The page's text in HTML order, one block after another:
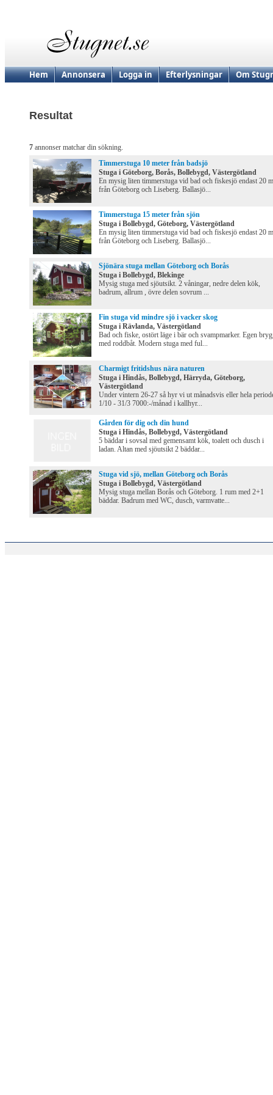
Hem Annonsera Logga in Efterlysningar Om
Resultat
7 annonser matchar din sökning.
Timmerstuga 10 meter från badsjö
Stuga i Göteborg, Borås, Bollebygd, Västergötland
En mysig liten timmerstuga vid bad och fiskesjö endast 20
från Göteborg och Liseberg. Ballasjö...
Timmerstuga 15 meter från sjön
Stuga i Bollebygd, Göteborg, Västergötland
En mysig liten timmerstuga vid bad och fiskesjö endast 20
från Göteborg och Liseberg. Ballasjö...
Sjönära stuga mellan Göteborg och Borås
Stuga i Bollebygd, Blekinge
Mysig stuga med sjöutsikt. 2 våningar, nedre delen kök,
badrum, allrum , övre delen sovrum ...
Fin stuga vid mindre sjö i vacker skog
Stuga i Rävlanda, Västergötland
Bad och fiske, ostört läge i bär och svampmarker. Egen
med roddbåt. Modern stuga med ful...
Charmigt fritidshus nära naturen
Stuga i Hindås, Bollebygd, Härryda, Göteborg,
Västergötland
Under vintern 26-27 så hyr vi ut månadsvis eller hela
1/10 - 31/3 7000:-/månad i kallhyr...
Gården för dig och din hund
Stuga i Hindås, Bollebygd, Västergötland
5 bäddar i sovsal med gemensamt kök, toalett och dusch i
ladan. Altan med sjöutsikt 2 bäddar...
Stuga vid sjö, mellan Göteborg och Borås
Stuga i Bollebygd, Västergötland
Mysig stuga mellan Borås och Göteborg. 1 rum med 2+1
bäddar. Badrum med WC, dusch, varmvatte...